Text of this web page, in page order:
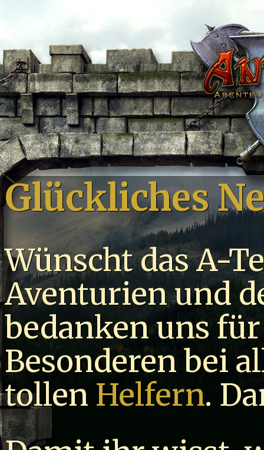
Glückliches
Wünscht das A-
Aventurien und
bedanken uns
Besonderen bei
tollen Helfern.